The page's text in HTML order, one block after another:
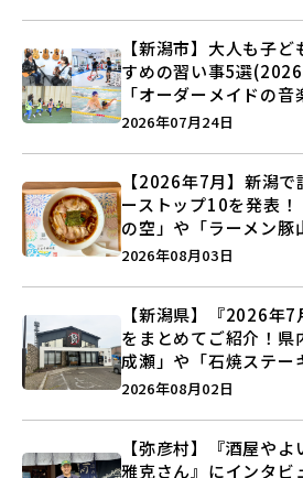
【新潟市】大人も子
すめの習い事5選
「オーダーメイドの
キックボクシング」で
2026年07月24日
【2026年7月】新潟
ーストップ10を発表
の空」や「ラーメン豚
注目記事をランキング
2026年08月03日
【新潟県】『2026年7
をまとめてご紹介！県
成瀬」や「石焼ステー
営業に幕…。
2026年08月02日
【弥彦村】『酒屋や
雅克さん』にインタビ